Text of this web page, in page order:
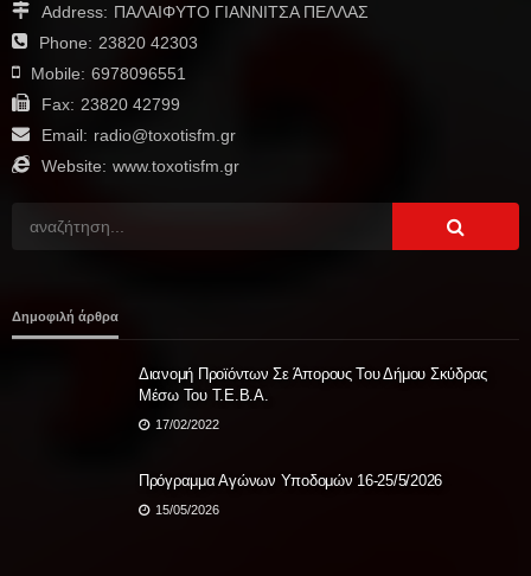
Address: ΠΑΛΑΙΦΥΤΟ ΓΙΑΝΝΙΤΣΑ ΠΕΛΛΑΣ
Phone: 23820 42303
Mobile: 6978096551
Fax: 23820 42799
Email: radio@toxotisfm.gr
Website: www.toxotisfm.gr
Δημοφιλή άρθρα
Διανομή Προϊόντων Σε Άπορους Του Δήμου Σκύδρας
Μέσω Του Τ.Ε.Β.Α.
17/02/2022
Πρόγραμμα Αγώνων Υποδομών 16-25/5/2026
15/05/2026